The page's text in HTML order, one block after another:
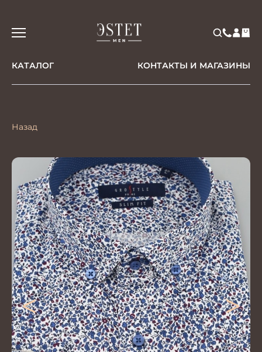
КАТАЛОГ КОНТАКТЫ И МАГАЗИНЫ
Назад
< >